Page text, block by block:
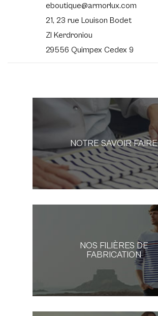
eboutique@armorlux.com
21, 23 rue Louison Bodet
ZI Kerdroniou
29556 Quimpex Cedex 9
NOTRE SAVOIR FAIRE
NOS FILIÈRES DE
FABRICATION